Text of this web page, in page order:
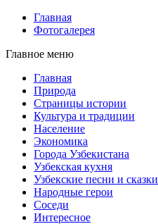
Главная
Фотогалерея
Главное меню
Главная
Природа
Страницы истории
Культура и традиции
Население
Экономика
Города Узбекистана
Узбекская кухня
Узбекские песни и сказки
Народные герои
Соседи
Интересное